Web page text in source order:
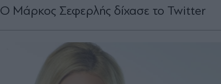
Ο Mάρκος Σεφερλής δίχασε το Twitter